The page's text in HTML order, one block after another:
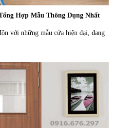
Hợp Mẫu Thông Dụng Nhất
với những mẫu cửa hiện đại, đang